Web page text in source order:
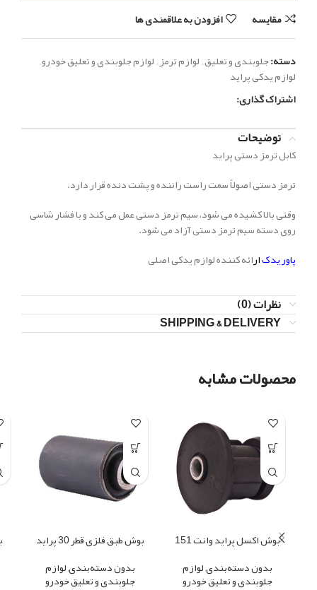
مقایسه
افزودن به علاقمندی ها
دسته:جلوبندی و تعلیق,لوازم ترمز,لوازم جلوبندی و تعلیق خودرو,
لوازم یدکی پراید
اشتراک گذاری:
توضیحات
کابل ترمز دستی پراید
ترمز دستی اصولاً سمت راست راننده و پشت دنده قرار دارد.
وقتی بالا کشیده می شود، سیم ترمز دستی عمل می کند و با فشار شاسی
روی دسته سیم ترمز دستی آزاد می شود.
پاور یدکارائه کننده لوازم یدکی اصلی
نظرات (0)
SHIPPING & DELIVERY
محصولات مشابه
بوش اکسل پراید وانت 151
بدون دسته‌بندی,لوازم
جلوبندی و تعلیق خودرو
بوش طبق فلزی قطر 30 پراید
بدون دسته‌بندی,لوازم
جلوبندی و تعلیق خودرو